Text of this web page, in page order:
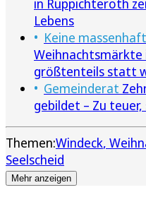
Lebens
Keine
Weihnachtsmärkte
größtenteils statt
Gemeinderat
gebildet – Zu
Themen:Windeck
Seelscheid
Mehr anzeigen